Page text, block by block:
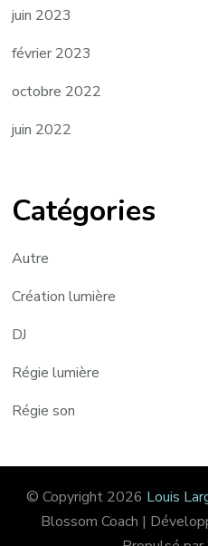
juin 2023
février 2023
octobre 2022
juin 2022
Catégories
Autre
Création lumière
DJ
Régie lumière
Régie son
© Copyright 2026 Louis
Blossom Coach |